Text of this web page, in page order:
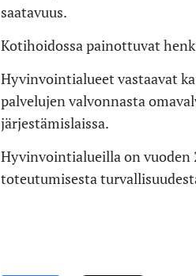
saatavuus.
Kotihoidossa painottuvat
Hyvinvointialueet vastaavat
palvelujen valvonnasta
järjestämislaissa.
Hyvinvointialueilla on vuoden
toteutumisesta